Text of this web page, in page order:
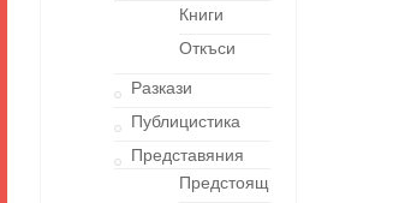
Книги
Откъси
Разкази
Публицистика
Представяния
Предстоящи